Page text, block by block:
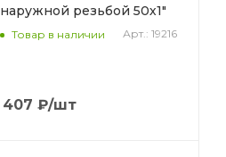
наружной резьбой 50х1"
Товар в наличии Арт.: 19216
407 ₽/шт